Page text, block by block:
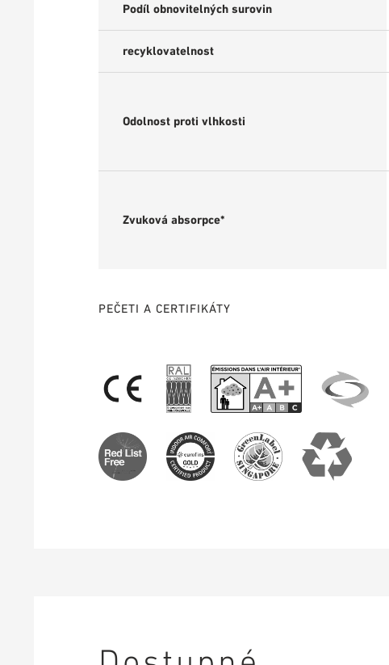
Podíl obnovitelných surovin
recyklovatelnost
Odolnost proti vlhkosti
Zvuková absorpce*
PEČETI A CERTIFIKÁTY